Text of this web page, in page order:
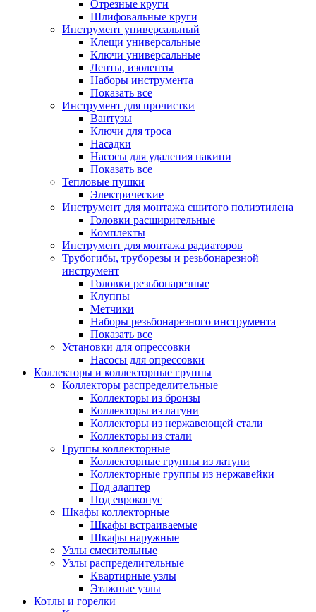
Отрезные круги
Шлифовальные круги
Инструмент универсальный
Клещи универсальные
Ключи универсальные
Ленты, изоленты
Наборы инструмента
Показать все
Инструмент для прочистки
Вантузы
Ключи для троса
Насадки
Насосы для удаления накипи
Показать все
Тепловые пушки
Электрические
Инструмент для монтажа сшитого полиэтилена
Головки расширительные
Комплекты
Инструмент для монтажа радиаторов
Трубогибы, труборезы и резьбонарезной
инструмент
Головки резьбонарезные
Клуппы
Метчики
Наборы резьбонарезного инструмента
Показать все
Установки для опрессовки
Насосы для опрессовки
Коллекторы и коллекторные группы
Коллекторы распределительные
Коллекторы из бронзы
Коллекторы из латуни
Коллекторы из нержавеющей стали
Коллекторы из стали
Группы коллекторные
Коллекторные группы из латуни
Коллекторные группы из нержавейки
Под адаптер
Под евроконус
Шкафы коллекторные
Шкафы встраиваемые
Шкафы наружные
Узлы смесительные
Узлы распределительные
Квартирные узлы
Этажные узлы
Котлы и горелки